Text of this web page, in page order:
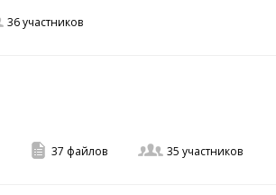
36участников
37 файлов 35 участников